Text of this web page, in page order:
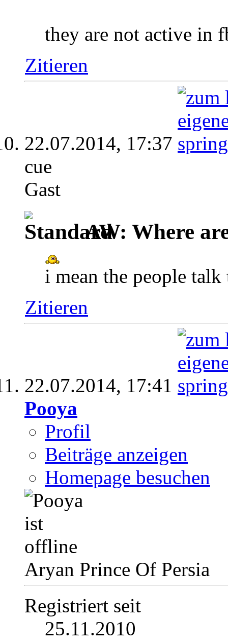
they are not active in
Zitieren
22.07.2014, 17:37
cue
Gast
AW: Where
i mean the people talk
Zitieren
22.07.2014, 17:41
Pooya
Profil
Beiträge anzeigen
Homepage besuchen
Aryan Prince Of Persia
Registriert seit
25.11.2010